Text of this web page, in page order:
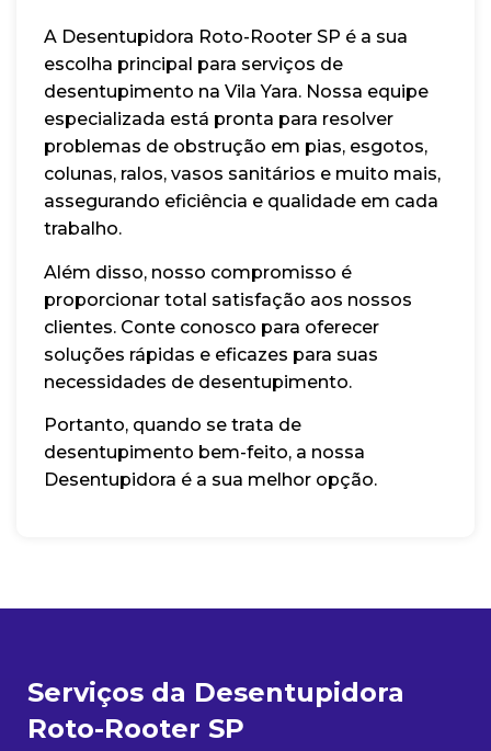
A Desentupidora Roto-Rooter SP é a sua
escolha principal para serviços de
desentupimento na Vila Yara. Nossa equipe
especializada está pronta para resolver
problemas de obstrução em pias, esgotos,
colunas, ralos, vasos sanitários e muito mais,
assegurando eficiência e qualidade em cada
trabalho.
Além disso, nosso compromisso é
proporcionar total satisfação aos nossos
clientes. Conte conosco para oferecer
soluções rápidas e eficazes para suas
necessidades de desentupimento.
Portanto, quando se trata de
desentupimento bem-feito, a nossa
Desentupidora é a sua melhor opção.
Serviços da Desentupidora
Roto-Rooter SP